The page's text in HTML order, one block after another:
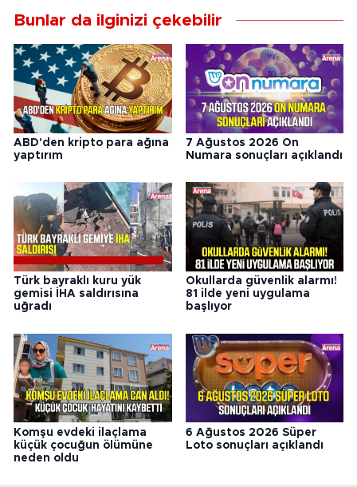
Bunlar da ilginizi çekebilir
ABD'den kripto para ağına
yaptırım
7 Ağustos 2026 On
Numara sonuçları açıklandı
Türk bayraklı kuru yük
gemisi İHA saldırısına
uğradı
Okullarda güvenlik alarmı!
81 ilde yeni uygulama
başlıyor
Komşu evdeki ilaçlama
küçük çocuğun ölümüne
neden oldu
6 Ağustos 2026 Süper
Loto sonuçları açıklandı